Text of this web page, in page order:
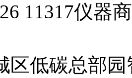
11317仪器
区低碳总部